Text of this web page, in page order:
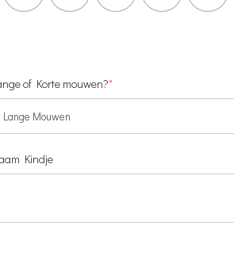
of Korte mouwen?*(required)
Kindje